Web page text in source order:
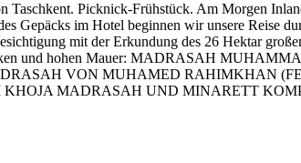
Taschkent. Picknick-Frühstück. Am Morgen
Gepäcks im Hotel beginnen wir unsere Reise
mit der Erkundung des 26 Hektar
und hohen Mauer: MADRASAH
VON MUHAMED RAHIMKHAN
MADRASAH UND MINARETT